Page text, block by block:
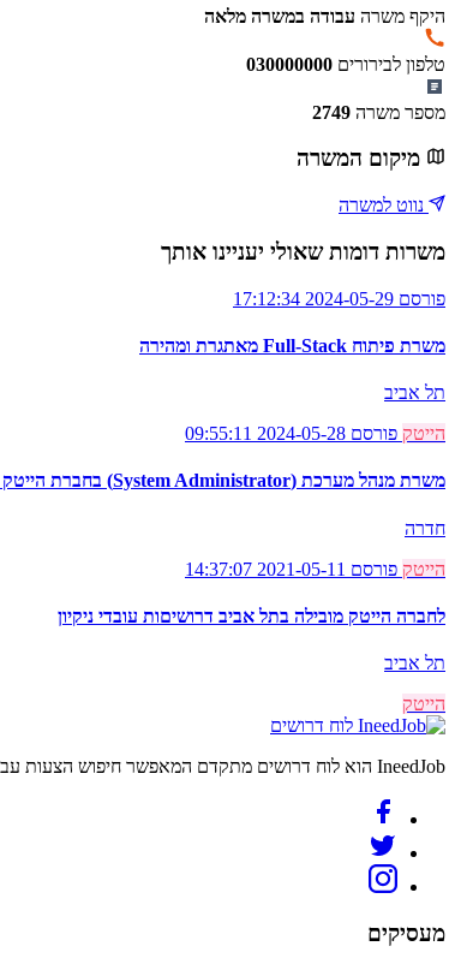
היקף משרה עבודה במשרה מלאה
טלפון לבירורים 030000000
מספר משרה 2749
מיקום המשרה
נווט למשרה
משרות דומות שאולי יעניינו אותך
פורסם 2024-05-29 17:12:34
משרת פיתוח Full-Stack מאתגרת ומהירה
תל אביב
הייטק פורסם 2024-05-28 09:55:11
משרת מנהל מערכת (System Administrator) בחברת הייטק מובילה בחדרה
חדרה
הייטק פורסם 2021-05-11 14:37:07
לחברה הייטק מובילה בתל אביב דרושיםות עובדי ניקיון
תל אביב
הייטק
לוח דרושים
IneedJob הוא לוח דרושים מתקדם המאפשר חיפוש הצעות עבודה בקלות. מצאו את הקריירה החדשה שלכם היום.
מעסיקים